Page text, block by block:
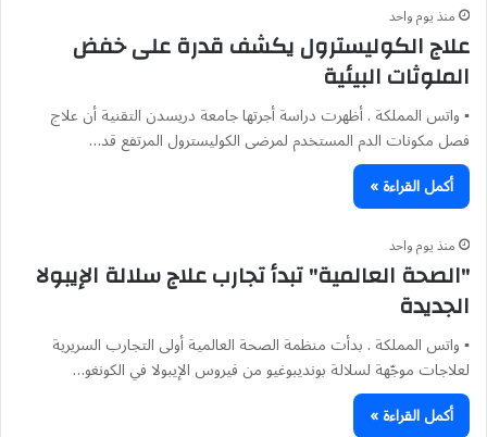
منذ يوم واحد
علاج الكوليسترول يكشف قدرة على خفض
الملوثات البيئية
▪︎ واتس المملكة . أظهرت دراسة أجرتها جامعة دريسدن التقنية أن علاج
فصل مكونات الدم المستخدم لمرضى الكوليسترول المرتفع قد…
أكمل القراءة »
منذ يوم واحد
"الصحة العالمية" تبدأ تجارب علاج سلالة الإيبولا
الجديدة
▪︎ واتس المملكة . بدأت منظمة الصحة العالمية أولى التجارب السريرية
لعلاجات موجّهة لسلالة بونديبوغيو من فيروس الإيبولا في الكونغو…
أكمل القراءة »